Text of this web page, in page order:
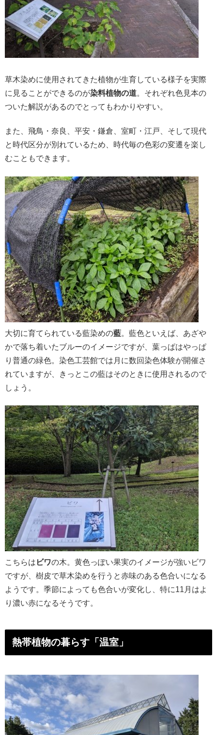
草木染めに使用されてきた植物が生育している様子を実際
に見ることができるのが染料植物の道。それぞれ色見本の
ついた解説があるのでとってもわかりやすい。
また、飛鳥・奈良、平安・鎌倉、室町・江戸、そして現代
と時代区分が別れているため、時代毎の色彩の変遷を楽し
むこともできます。
大切に育てられている藍染めの藍。藍色といえば、あざや
かで落ち着いたブルーのイメージですが、葉っぱはやっぱ
り普通の緑色。 染色工芸館では月に数回染色体験が開催さ
れていますが、きっとこの藍はそのときに使用されるので
しょう。
こちらは ビワの木。黄色っぽい果実のイメージが強いビワ
ですが、樹皮で草木染めを行うと赤味のある色合いになる
ようです。季節によっても色合いが変化し、特に11月はよ
り濃い赤になるそうです。
熱帯植物の暮らす「温室」